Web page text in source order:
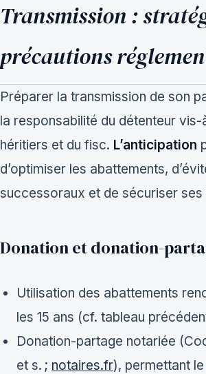
Transmission :
précautions
Préparer la transmission de son
la responsabilité du détenteur
héritiers et du fisc. L’anticipation
d’optimiser les abattements,
successoraux et de sécuriser
Donation et donation-
Utilisation des abattements
les 15 ans (cf. tableau
Donation-partage notariée
et s. ; notaires.fr), permettant